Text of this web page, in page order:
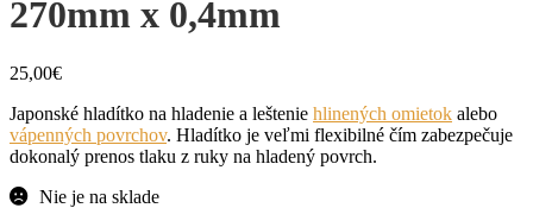
270mm x 0,4mm
25,00€
Japonské hladítko na hladenie a leštenie hlinených omietok alebo
vápenných povrchov. Hladítko je veľmi flexibilné čím zabezpečuje
dokonalý prenos tlaku z ruky na hladený povrch.
Nie je na sklade